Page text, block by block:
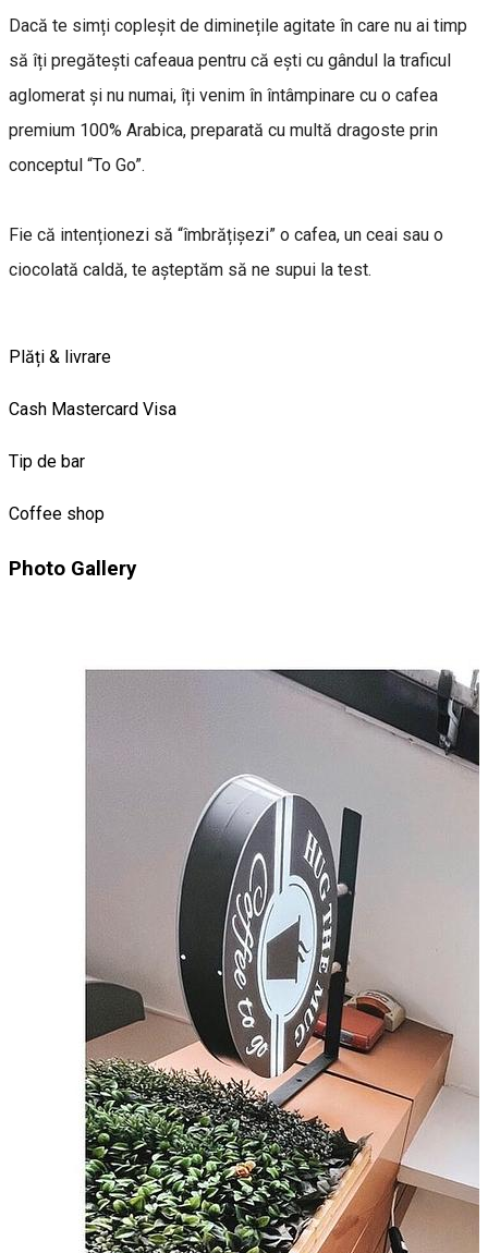
Dacă te simți copleșit de diminețile agitate în care nu ai timp
să îți pregătești cafeaua pentru că ești cu gândul la traficul
aglomerat și nu numai, îți venim în întâmpinare cu o cafea
premium 100% Arabica, preparată cu multă dragoste prin
conceptul “To Go”.
Fie că intenționezi să “îmbrățișezi” o cafea, un ceai sau o
ciocolată caldă, te așteptăm să ne supui la test.
Plăți & livrare
Cash Mastercard Visa
Tip de bar
Coffee shop
Photo Gallery